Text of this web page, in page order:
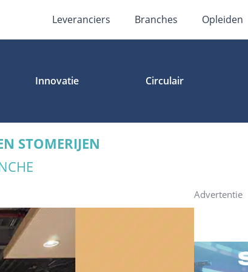
Leveranciers Branches Opleiden
Innovatie Circulair
STOMERIJEN
Advertentie